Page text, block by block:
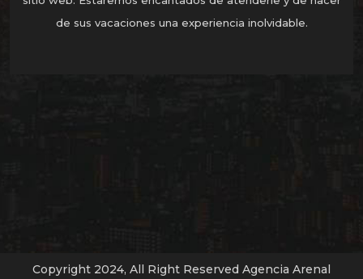
de sus vacaciones una experiencia inolvidable.
Copyright 2024, All Right Reserved Agencia Arenal